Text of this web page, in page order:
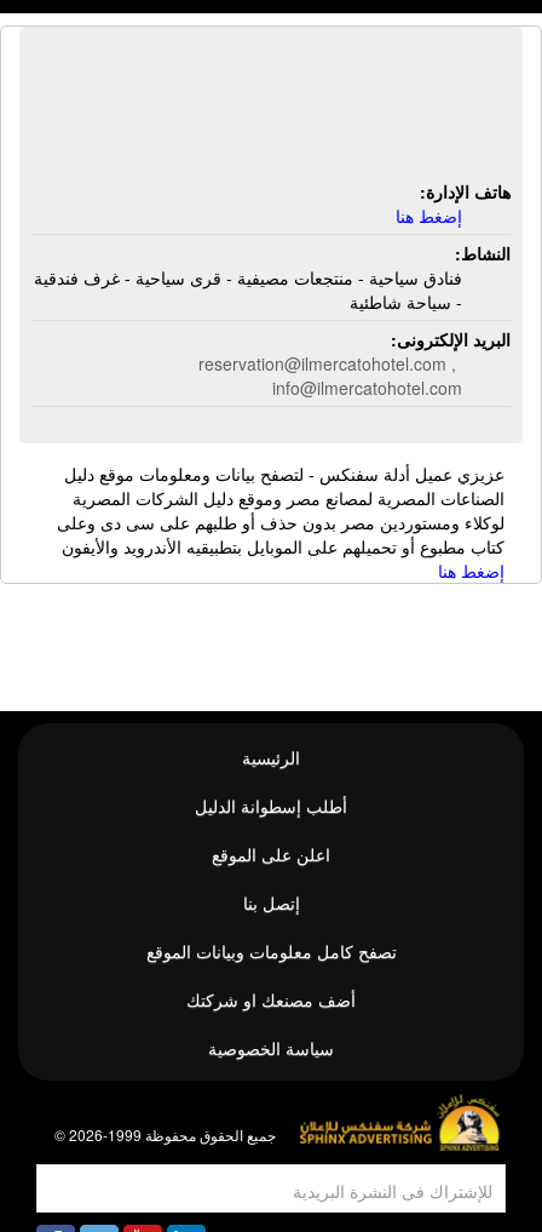
هاتف الإدارة:
إضغط هنا
النشاط:
فنادق سياحية - منتجعات مصيفية - قرى سياحية - غرف فندقية
- سياحة شاطئية
البريد الإلكترونى:
reservation@ilmercatohotel.com ,
info@ilmercatohotel.com
عزيزي عميل أدلة سفنكس - لتصفح بيانات ومعلومات موقع دليل
الصناعات المصرية لمصانع مصر وموقع دليل الشركات المصرية
لوكلاء ومستوردين مصر بدون حذف أو طلبهم على سى دى وعلى
كتاب مطبوع أو تحميلهم على الموبايل بتطبيقيه الأندرويد والأيفون
إضغط هنا
الرئيسية
أطلب إسطوانة الدليل
اعلن على الموقع
إتصل بنا
تصفح كامل معلومات وبيانات الموقع
أضف مصنعك او شركتك
سياسة الخصوصية
© جميع الحقوق محفوظة 1999-2026